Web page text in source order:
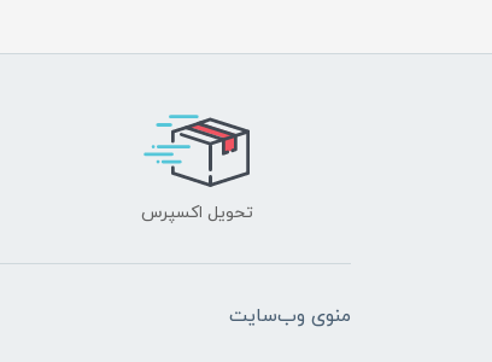
تحویل اکسپرس
منوی وب‌سایت